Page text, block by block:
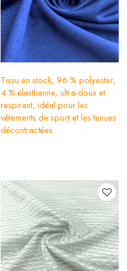
Tissu en stock, 96 % polyester,
4 % élasthanne, ultra-doux et
respirant, idéal pour les
vêtements de sport et les tenues
décontractées.